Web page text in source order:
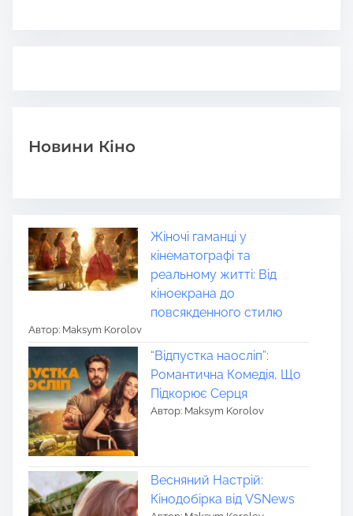
Новини Кіно
Жіночі гаманці у
кінематографі та
реальному житті: Від
кіноекрана до
повсякденного стилю
Автор: Maksym Korolov
“Відпустка наосліп”:
Романтична Комедія, Що
Підкорює Серця
Автор: Maksym Korolov
Весняний Настрій:
Кінодобірка від VSNews